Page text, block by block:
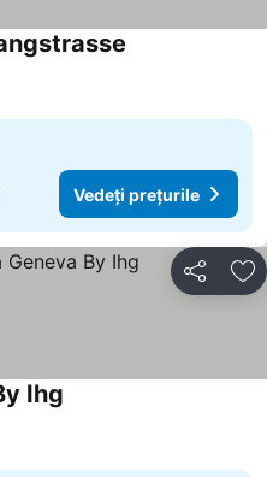
Vedeți prețurile
Distribuiți
Ihg